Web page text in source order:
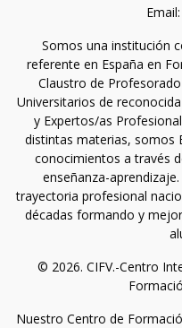
Somos una institución
referente en España en
Claustro de
Universitarios de
y Expertos/as
distintas materias, somos
conocimientos a través
enseñanza-
trayectoria profesional
décadas formando y
© 2026. CIFV.-Centro
Nuestro Centro de